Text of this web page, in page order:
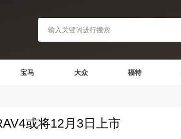
宝马 大众 福特
或将12月3日上市